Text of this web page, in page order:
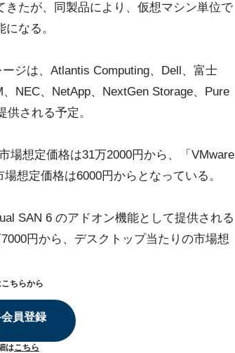
たが、同製品により、仮想マシン単位で
なる。
ジは、Atlantis Computing、Dell、富士
NEC、NetApp、NextGen Storage、Pure
される予定。
場想定価格は31万2000円から、「VMware
想定価格は6000円からとなっている。
SAN 6 のアドオン機能として提供される
円から、デスクトップ当たりの市場想
ちらから
員登録
はこちら